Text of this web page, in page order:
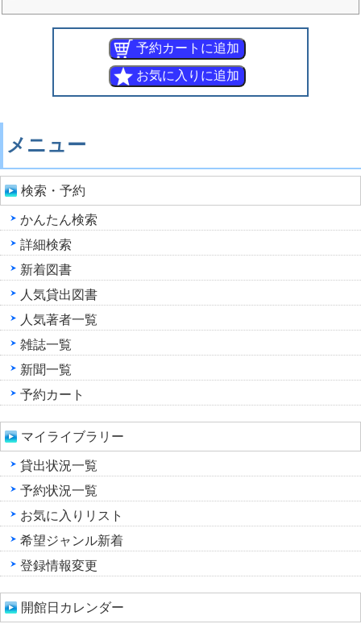
メニュー
検索・予約
かんたん検索
詳細検索
新着図書
人気貸出図書
人気著者一覧
雑誌一覧
新聞一覧
予約カート
マイライブラリー
貸出状況一覧
予約状況一覧
お気に入りリスト
希望ジャンル新着
登録情報変更
開館日カレンダー